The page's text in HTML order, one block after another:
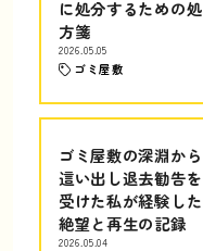
に処分するための処
方箋
2026.05.05
ゴミ屋敷
ゴミ屋敷の深淵から
這い出し退去勧告を
受けた私が経験した
絶望と再生の記録
2026.05.04